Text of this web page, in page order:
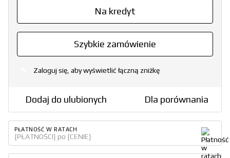
Na kredyt
Szybkie zamówienie
Zaloguj się, aby wyświetlić łączną zniżkę
Dodaj do ulubionych Dla porównania
PŁATNOŚĆ W RATACH
{PŁATNOŚCI} po {CENIE}